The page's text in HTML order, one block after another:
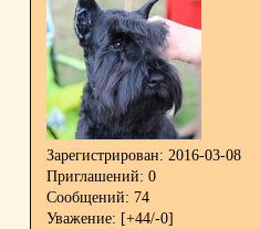
Зарегистрирован: 2016-03-08
Приглашений: 0
Сообщений: 74
Уважение: [+44/-0]